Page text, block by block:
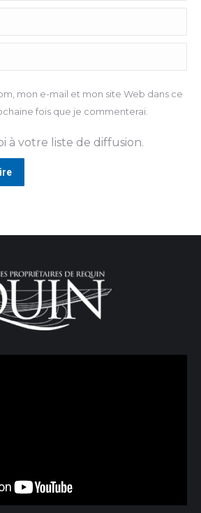
mon e-mail et mon site Web dans ce
fois que je commenterai.
à votre liste de diffusion.